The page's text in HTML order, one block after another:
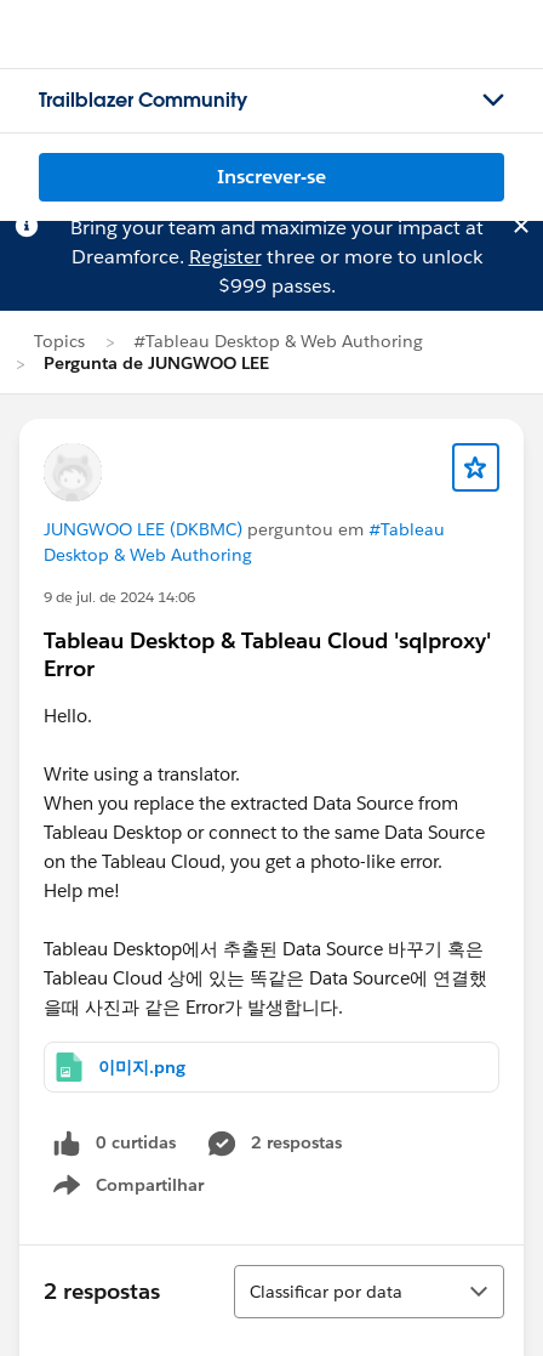
Trailblazer Community
Inscrever-se
Bring your team and maximize your impact at
Dreamforce. Registerthree or more to unlock
$999 passes.
Topics
#Tableau Desktop & Web Authoring
Pergunta de JUNGWOO LEE
JUNGWOO LEE (DKBMC) perguntou em #Tableau
Desktop & Web Authoring
9 de jul. de 2024 14:06
Tableau Desktop & Tableau Cloud 'sqlproxy'
Error
Hello.
Write using a translator.
When you replace the extracted Data Source from
Tableau Desktop or connect to the same Data Source
on the Tableau Cloud, you get a photo-like error.
Help me!
Tableau Desktop에서 추출된 Data Source 바꾸기 혹은
Tableau Cloud 상에 있는 똑같은 Data Source에 연결했
을때 사진과 같은 Error가 발생합니다.
이미지.png
0 curtidas
2 respostas
Compartilhar
Show menu
2 respostas
Classificar
Classificar por data